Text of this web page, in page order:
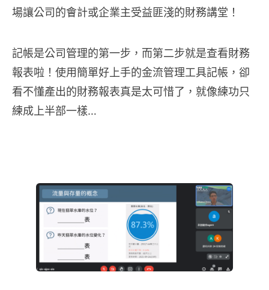
場讓公司的會計或企業主受益匪淺的財務講堂！
記帳是公司管理的第一步，而第二步就是查看財務
報表啦！使用簡單好上手的金流管理工具記帳，卻
看不懂產出的財務報表真是太可惜了，就像練功只
練成上半部一樣…